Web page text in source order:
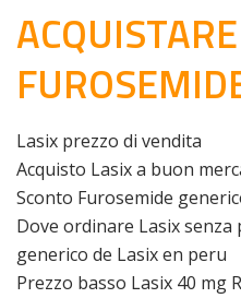
Lasix prezzo di vendita
Acquisto Lasix a buon
Sconto Furosemide
Dove ordinare Lasix senza
generico de Lasix en peru
Prezzo basso Lasix 40 mg